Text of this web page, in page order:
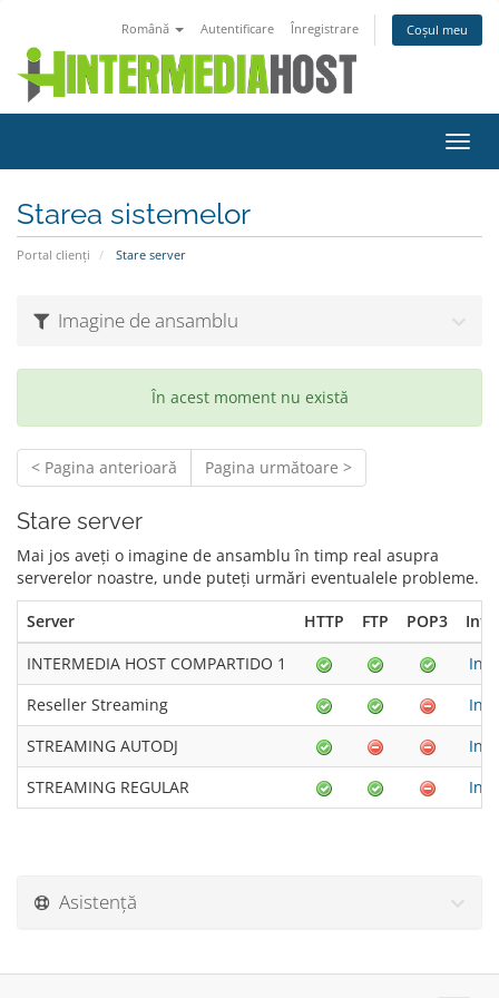
Română Autentificare Înregistrare Coșul meu
Starea sistemelor
Portal clienți Stare server
Imagine de ansamblu
În acest moment nu există
< Pagina anterioară Pagina următoare >
Stare server
Mai jos aveți o imagine de ansamblu în timp real asupra
serverelor noastre, unde puteți urmări eventualele probleme.
Server HTTP FTP POP3
INTERMEDIA HOST COMPARTIDO 1
Reseller Streaming
STREAMING AUTODJ
STREAMING REGULAR
Asistență